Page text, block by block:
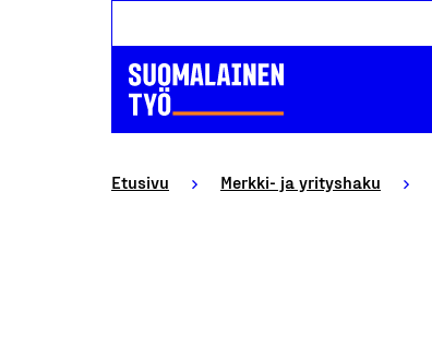
Etusivu Merkki- ja yrityshaku